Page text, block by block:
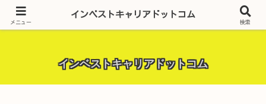
昨今話題の投資全般・金融関連全般・ＦＸトレード全般・生活に役立つ情報・
インベストキャリアドットコム
メニュー
インベストキャリアドットコム
検索